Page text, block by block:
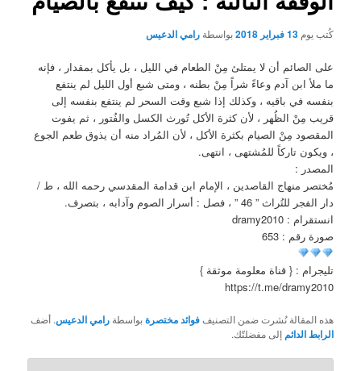
كُتب يوم13 فبراير 2018 بواسطةرامي الدعيس
على الصائم أن لا يمتلئ مِنْ الطعام في الليل ، بل يأكل بمقدار ، فإنه
ما ملأ ابن آدم وعاءً شراً مِنْ بطنه ، ومتى شبع أول الليل لم ينتفع
بنفسه في باقيه ، وكذلك إذا شبع وقت السحر لم ينتفع بنفسه إلى
قريب مِنْ الظُهر ، لأن كثرة الأكل تُورث الكسل والفُتور ، ثم يفوت
المقصود مِنْ الصيام بكثرة الأكل ، لأن المُراد منه أن يذوق طعم الجوع
، ويكون تاركاً للمُشتهى ، انتهى.
المصدر :
مُختصر منهاج القاصدين ، الإمام ابن قدامة المقدسي رحمه الله ، ط /
دار الفجر للتُراث ” 46 ” ، فصل : أسرار الصوم وآدابه ، بتصرف.
انستقرام : dramy2010
صورة رقم : 653
تليجرام : { قناة معلومة موثقة }
https://t.me/dramy2010
هذه المقالة نُشرت ضمن التصنيففوائد مختصرةبواسطةرامي الدعيس. أضف
الرابط الدائم إلى مفضلتّك.